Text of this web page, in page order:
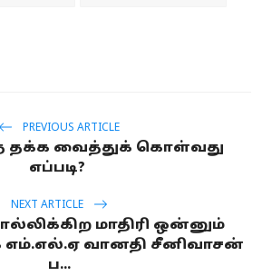
PREVIOUS ARTICLE
வைத்துக் கொள்வது
எப்படி?
NEXT ARTICLE
மாதிரி ஒன்னும்
எம்.எல்.ஏ வானதி சீனிவாசன்
ப...